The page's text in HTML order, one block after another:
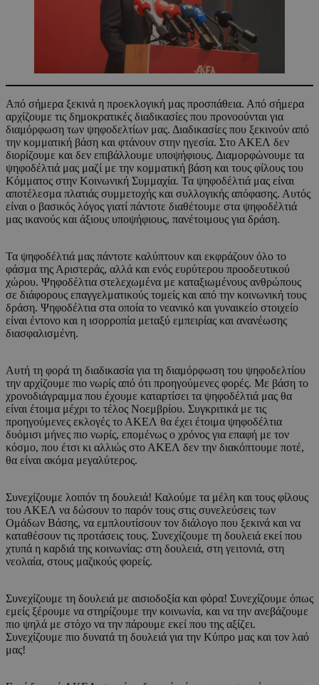
Από σήμερα ξεκινά η προεκλογική μας προσπάθεια. Από σήμερα
αρχίζουμε τις δημοκρατικές διαδικασίες που προνοούνται για
διαμόρφωση των ψηφοδελτίων μας. Διαδικασίες που ξεκινούν από
την κομματική βάση και φτάνουν στην ηγεσία. Στο ΑΚΕΛ δεν
διορίζουμε και δεν επιβάλλουμε υποψήφιους. Διαμορφώνουμε τα
ψηφοδέλτιά μας μαζί με την κομματική βάση και τους φίλους του
Κόμματος στην Κοινωνική Συμμαχία. Τα ψηφοδέλτιά μας είναι
αποτέλεσμα πλατιάς συμμετοχής και συλλογικής απόφασης. Αυτός
είναι ο βασικός λόγος γιατί πάντοτε διαθέτουμε στα ψηφοδέλτιά
μας ικανούς και άξιους υποψήφιους, πανέτοιμους για δράση.
Τα ψηφοδέλτιά μας πάντοτε καλύπτουν και εκφράζουν όλο το
φάσμα της Αριστεράς, αλλά και ενός ευρύτερου προοδευτικού
χώρου. Ψηφοδέλτια στελεχωμένα με καταξιωμένους ανθρώπους
σε διάφορους επαγγελματικούς τομείς και από την κοινωνική τους
δράση. Ψηφοδέλτια στα οποία το νεανικό και γυναικείο στοιχείο
είναι έντονο και η ισορροπία μεταξύ εμπειρίας και ανανέωσης
διασφαλισμένη.
Αυτή τη φορά τη διαδικασία για τη διαμόρφωση του ψηφοδελτίου
την αρχίζουμε πιο νωρίς από ότι προηγούμενες φορές. Με βάση το
χρονοδιάγραμμα που έχουμε καταρτίσει τα ψηφοδέλτιά μας θα
είναι έτοιμα μέχρι το τέλος Νοεμβρίου. Συγκριτικά με τις
προηγούμενες εκλογές το ΑΚΕΛ θα έχει έτοιμα ψηφοδέλτια
δυόμισι μήνες πιο νωρίς, επομένως ο χρόνος για επαφή με τον
κόσμο, που έτσι κι αλλιώς στο ΑΚΕΛ δεν την διακόπτουμε ποτέ,
θα είναι ακόμα μεγαλύτερος.
Συνεχίζουμε λοιπόν τη δουλειά! Καλούμε τα μέλη και τους φίλους
του ΑΚΕΛ να δώσουν το παρόν τους στις συνελεύσεις των
Ομάδων Βάσης, να εμπλουτίσουν τον διάλογο που ξεκινά και να
καταθέσουν τις προτάσεις τους. Συνεχίζουμε τη δουλειά εκεί που
χτυπά η καρδιά της κοινωνίας: στη δουλειά, στη γειτονιά, στη
νεολαία, στους μαζικούς φορείς.
Συνεχίζουμε τη δουλειά με αισιοδοξία και φόρα! Συνεχίζουμε όπως
εμείς ξέρουμε να στηρίζουμε την κοινωνία, και να την ανεβάζουμε
πιο ψηλά με στόχο να την πάρουμε εκεί που της αξίζει.
Συνεχίζουμε πιο δυνατά τη δουλειά για την Κύπρο μας και τον λαό
μας!